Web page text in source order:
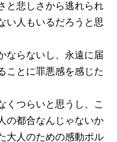
と悲しさから逃れられ
い人もいるだろうと思
ならないし、永遠に届
ことに罪悪感を感じた
くつらいと思うし、こ
の都合なんじゃないか
大人のための感動ポル